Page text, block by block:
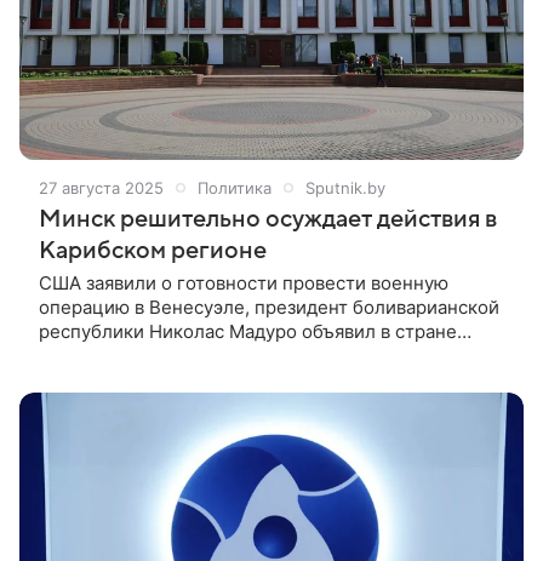
27 августа 2025 Политика Sputnik.by
Минск решительно осуждает действия в
Карибском регионе
CША заявили о готовности провести военную
операцию в Венесуэле, президент боливарианской
республики Николас Мадуро объявил в стране
агрессивные действия, создающие напряженную
обстановку в Карибском бассейне, сообщили в
пресс-службе ведомства.